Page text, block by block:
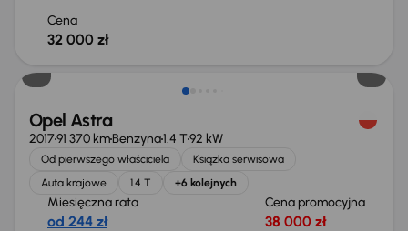
Cena
32 000 zł
Opel Astra
201791 370 kmBenzyna1.4 T92 kW
Od pierwszego właściciela
Książka serwisowa
Auta krajowe
1.4 T +6 kolejnych
Miesięczna rata
od 244 zł
Cena promocyjna
38 000 zł